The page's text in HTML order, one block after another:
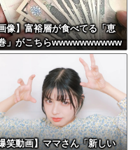
像】富裕層が食べてる「恵
」がこちらwwwwwwwwww
笑動画】ママさん「新しい